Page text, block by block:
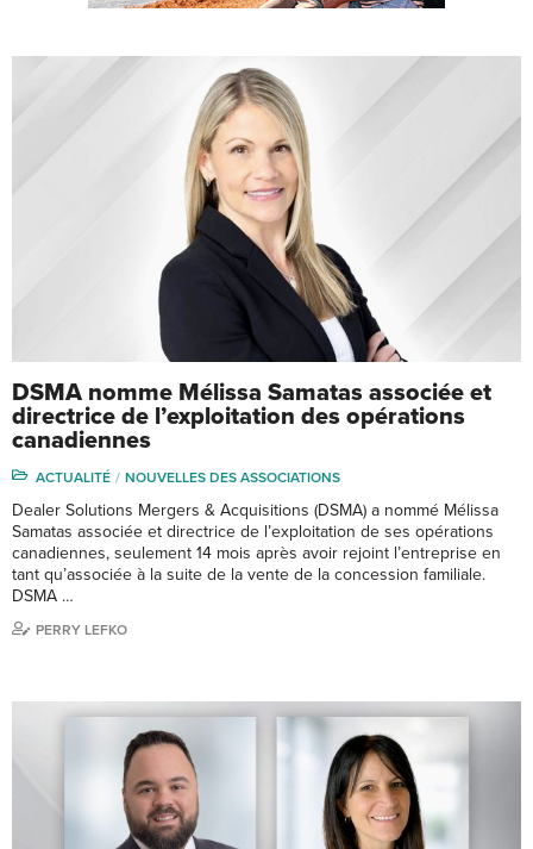
DSMA nomme Mélissa Samatas associée et
directrice de l’exploitation des opérations
canadiennes
ACTUALITÉ NOUVELLES DES ASSOCIATIONS
Dealer Solutions Mergers & Acquisitions (DSMA) a nommé Mélissa
Samatas associée et directrice de l’exploitation de ses opérations
canadiennes, seulement 14 mois après avoir rejoint l’entreprise en
tant qu’associée à la suite de la vente de la concession familiale.
DSMA …
PERRY LEFKO